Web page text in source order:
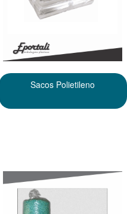
Sacos Polietileno